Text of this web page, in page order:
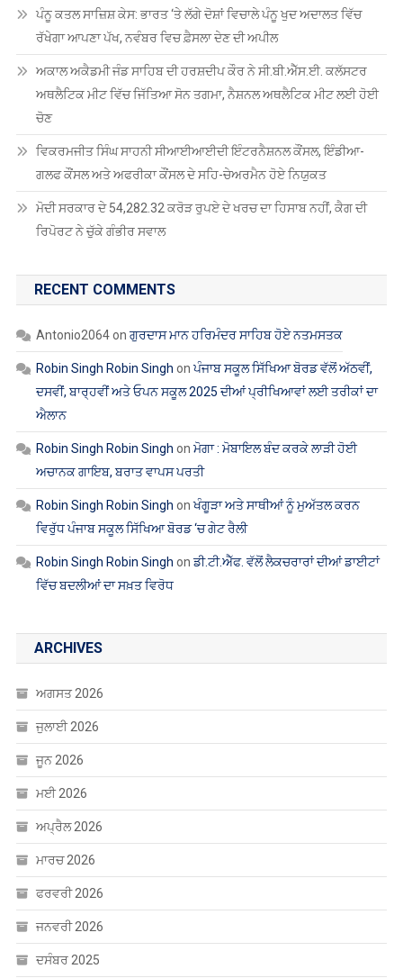
ਪੰਨੂ ਕਤਲ ਸਾਜ਼ਿਸ਼ ਕੇਸ: ਭਾਰਤ ‘ਤੇ ਲੱਗੇ ਦੋਸ਼ਾਂ ਵਿਚਾਲੇ ਪੰਨੂ ਖੁਦ ਅਦਾਲਤ ਵਿੱਚ
ਰੱਖੇਗਾ ਆਪਣਾ ਪੱਖ, ਨਵੰਬਰ ਵਿਚ ਫ਼ੈਸਲਾ ਦੇਣ ਦੀ ਅਪੀਲ
ਅਕਾਲ ਅਕੈਡਮੀ ਜੰਡ ਸਾਹਿਬ ਦੀ ਹਰਸ਼ਦੀਪ ਕੌਰ ਨੇ ਸੀ.ਬੀ.ਐੱਸ.ਈ. ਕਲੱਸਟਰ
ਅਥਲੈਟਿਕ ਮੀਟ ਵਿੱਚ ਜਿੱਤਿਆ ਸੋਨ ਤਗਮਾ, ਨੈਸ਼ਨਲ ਅਥਲੈਟਿਕ ਮੀਟ ਲਈ ਹੋਈ
ਚੋਣ
ਵਿਕਰਮਜੀਤ ਸਿੰਘ ਸਾਹਨੀ ਸੀਆਈਆਈਦੀ ਇੰਟਰਨੈਸ਼ਨਲ ਕੌਂਸਲ, ਇੰਡੀਆ-
ਗਲਫ ਕੌਂਸਲ ਅਤੇ ਅਫਰੀਕਾ ਕੌਂਸਲ ਦੇ ਸਹਿ-ਚੇਅਰਮੈਨ ਹੋਏ ਨਿਯੁਕਤ
ਮੋਦੀ ਸਰਕਾਰ ਦੇ 54,282.32 ਕਰੋੜ ਰੁਪਏ ਦੇ ਖਰਚ ਦਾ ਹਿਸਾਬ ਨਹੀਂ, ਕੈਗ ਦੀ
ਰਿਪੋਰਟ ਨੇ ਚੁੱਕੇ ਗੰਭੀਰ ਸਵਾਲ
RECENT COMMENTS
Antonio2064on ਗੁਰਦਾਸ ਮਾਨ ਹਰਿਮੰਦਰ ਸਾਹਿਬ ਹੋਏ ਨਤਮਸਤਕ
Robin Singh Robin Singh onਪੰਜਾਬ ਸਕੂਲ ਸਿੱਖਿਆ ਬੋਰਡ ਵੱਲੋਂ ਅੱਠਵੀਂ,
ਦਸਵੀਂ, ਬਾਰ੍ਹਵੀਂ ਅਤੇ ਓਪਨ ਸਕੂਲ 2025 ਦੀਆਂ ਪ੍ਰੀਖਿਆਵਾਂ ਲਈ ਤਰੀਕਾਂ ਦਾ
ਐਲਾਨ
Robin Singh Robin Singh on ਮੋਗਾ : ਮੋਬਾਇਲ ਬੰਦ ਕਰਕੇ ਲਾੜੀ ਹੋਈ
ਅਚਾਨਕ ਗਾਇਬ, ਬਰਾਤ ਵਾਪਸ ਪਰਤੀ
Robin Singh Robin Singh onਖੰਗੂੜਾ ਅਤੇ ਸਾਥੀਆਂ ਨੂੰ ਮੁਅੱਤਲ ਕਰਨ
ਵਿਰੁੱਧ ਪੰਜਾਬ ਸਕੂਲ ਸਿੱਖਿਆ ਬੋਰਡ ‘ਚ ਗੇਟ ਰੈਲੀ
Robin Singh Robin Singh onਡੀ.ਟੀ.ਐੱਫ. ਵੱਲੋਂ ਲੈਕਚਰਾਰਾਂ ਦੀਆਂ ਡਾਈਟਾਂ
ਵਿੱਚ ਬਦਲੀਆਂ ਦਾ ਸਖ਼ਤ ਵਿਰੋਧ
ARCHIVES
ਅਗਸਤ 2026
ਜੁਲਾਈ 2026
ਜੂਨ 2026
ਮਈ 2026
ਅਪ੍ਰੈਲ 2026
ਮਾਰਚ 2026
ਫਰਵਰੀ 2026
ਜਨਵਰੀ 2026
ਦਸੰਬਰ 2025